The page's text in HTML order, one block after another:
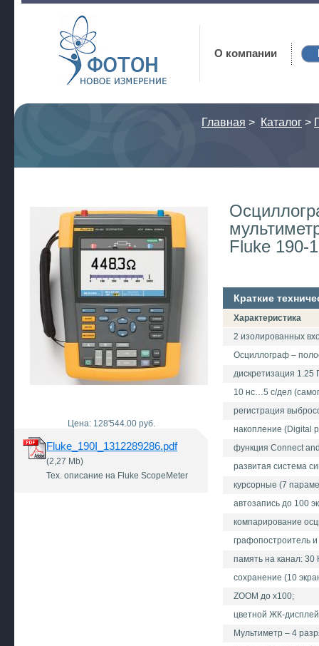
Фотон
О компании
Главная > Каталог >
Цена: 128'544.00 руб.
Fluke_190I_1312289286.pdf
(2,27 Mb)
Тех. описание на Fluke ScopeMeter
Fluke 190-
Краткие
Характеристика
2 изолированных
Осциллограф –
дискретизация
10 нс…5 с/дел
регистрация
накопление (Digital
функция Connect
развитая система
курсорные (7
автозапись до 100
компарирование
графопостроитель
память на канал: 30
сохранение (10
ZOOM до х100;
цветной ЖК-
Мультиметр – 4